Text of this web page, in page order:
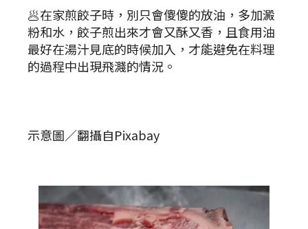
🥟在家煎餃子時，別只會傻傻的放油，多加澱
粉和水，餃子煎出來才會又酥又香，且食用油
最好在湯汁見底的時候加入，才能避免在料理
的過程中出現飛濺的情況。
示意圖／翻攝自Pixabay